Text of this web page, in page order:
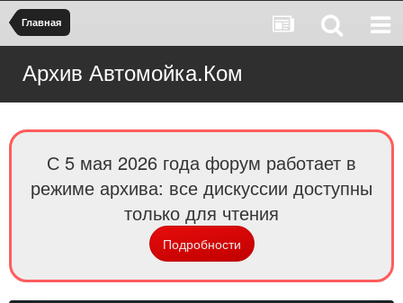
Главная
Архив Автомойка.Ком
С 5 мая 2026 года форум работает в
режиме архива: все дискуссии доступны
только для чтения
Подробности